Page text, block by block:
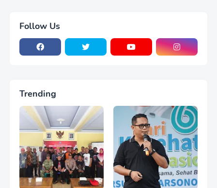
Follow Us
Trending